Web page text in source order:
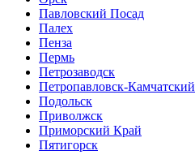
Павловский Посад
Палех
Пенза
Пермь
Петрозаводск
Петропавловск-Камчатский
Подольск
Приволжск
Приморский Край
Пятигорск